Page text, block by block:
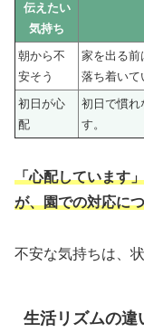
伝えたい
気持ち
朝から不
安そう
家を出る前
落ち着いて
初日が心
配
初日で慣れ
す。
「心配しています
が、園での対応に
不安な気持ちは、
生活リズムの違